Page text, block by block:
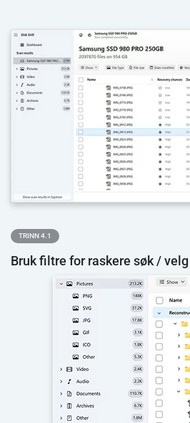
TRINN 4.1
Bruk filtre for raskere søk /